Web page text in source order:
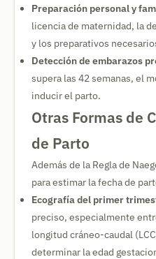
Preparación personal y
licencia de maternidad, la
y los preparativos
Detección de embarazos
supera las 42 semanas, el
inducir el parto.
Otras Formas de
de Parto
Además de la Regla de
para estimar la fecha de
Ecografía del primer
preciso, especialmente
longitud cráneo-caudal
determinar la edad